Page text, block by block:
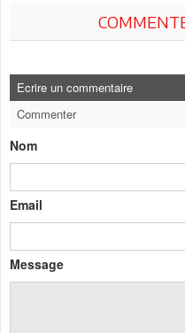
Ecrire un commentaire
Commenter
Nom
Email
Message